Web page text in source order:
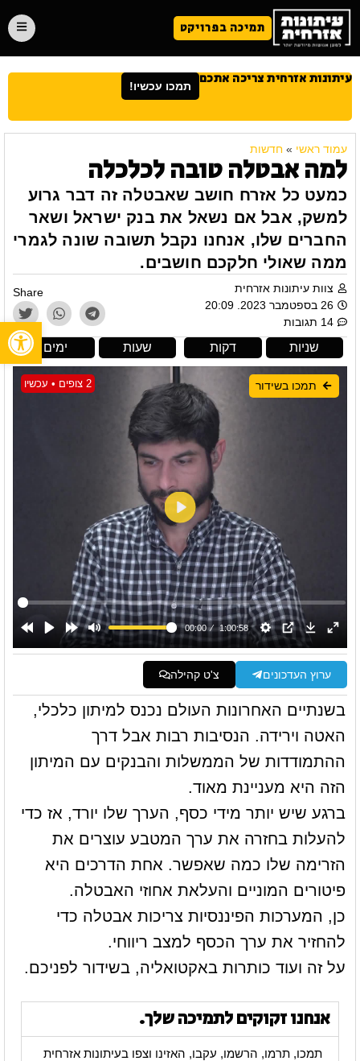
תמיכה בפרויקט
עיתונות אזרחית צריכה אתכם תמכו עכשיו!
עמוד ראשי » חדשות
למה אבטלה טובה לכלכלה
כמעט כל אזרח חושב שאבטלה זה דבר גרוע
למשק, אבל אם נשאל את בנק ישראל ושאר
החברים שלו, אנחנו נקבל תשובה שונה לגמרי
ממה שאולי חלקכם חושבים.
צוות עיתונות אזרחית
26 בספטמבר 2023. 20:09
14 תגובות
Share
ימים שעות דקות שניות
2 צופים • עכשיו תמכו בשידור
ערוץ העדכונים צ'ט קהילה
בשנתיים האחרונות העולם נכנס למיתון כלכלי,
האטה וירידה. הנסיבות רבות אבל דרך
ההתמודדות של הממשלות והבנקים עם המיתון
הזה היא מעניינת מאוד.
ברגע שיש יותר מידי כסף, הערך שלו יורד, אז כדי
להעלות בחזרה את ערך המטבע עוצרים את
הזרימה שלו כמה שאפשר. אחת הדרכים היא
פיטורים המוניים והעלאת אחוזי האבטלה.
כן, המערכות הפיננסיות צריכות אבטלה כדי
להחזיר את ערך הכסף למצב ריווחי.
על זה ועוד כותרות באקטואליה, בשידור לפניכם.
אנחנו זקוקים לתמיכה שלך.
תמכו, תרמו, הרשמו, עקבו, האזינו וצפו בעיתונות אזרחית